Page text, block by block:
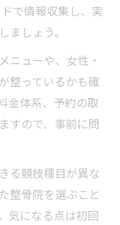
で情報収集し、実
ましょう。
ニューや、女性・
整っているかも確
金体系、予約の取
すので、事前に問
る競技種目が異な
整骨院を選ぶこと
気になる点は初回